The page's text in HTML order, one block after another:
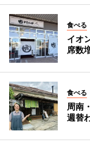
食べる
イオ
席数
食べる
周南
週替